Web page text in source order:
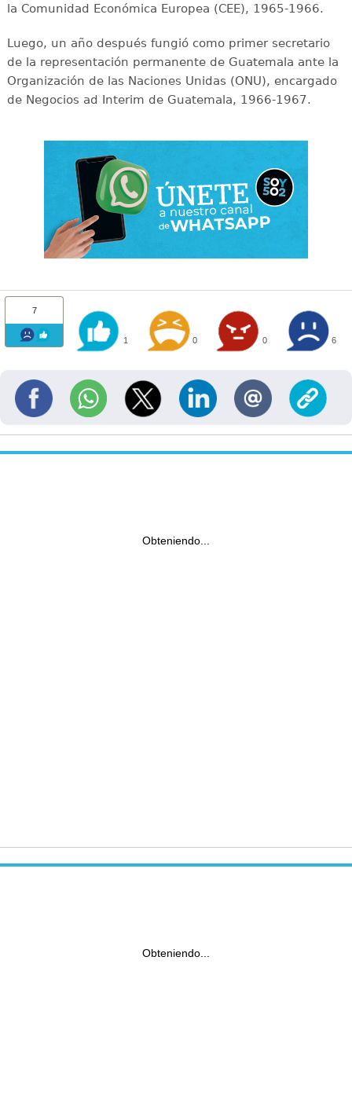
la Comunidad Económica Europea (CEE), 1965-1966.
Luego, un año después fungió como primer secretario
de la representación permanente de Guatemala ante la
Organización de las Naciones Unidas (ONU), encargado
de Negocios ad Interim de Guatemala, 1966-1967.
7
1 0 0 6
Obteniendo...
Obteniendo...